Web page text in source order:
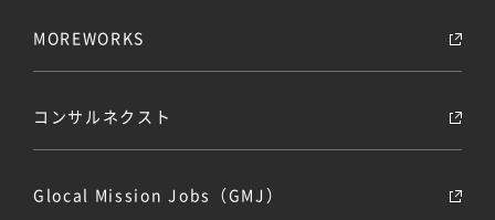
MOREWORKS
コンサルネクスト
Glocal Mission Jobs（GMJ）